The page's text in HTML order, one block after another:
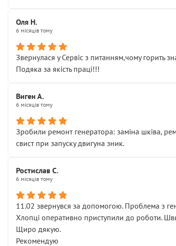
Оля Н.
6 місяців тому
Звернулася у Сервіс з питанням,чому горить
Подяка за якість праці!!!
Виген А.
6 місяців тому
Зробили ремонт генератора: заміна шківа,
свист при запуску двигуна зник.
Ростислав С.
6 місяців тому
11.02 звернувся за допомогою. Проблема з
Хлопці оперативно приступили до роботи.
Щиро дякую.
Рекомендую